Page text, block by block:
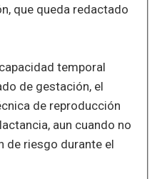
que queda redactado
temporal
de gestación, el
de reproducción
aun cuando no
de riesgo durante el